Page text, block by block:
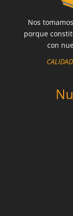
Nos
porque
con